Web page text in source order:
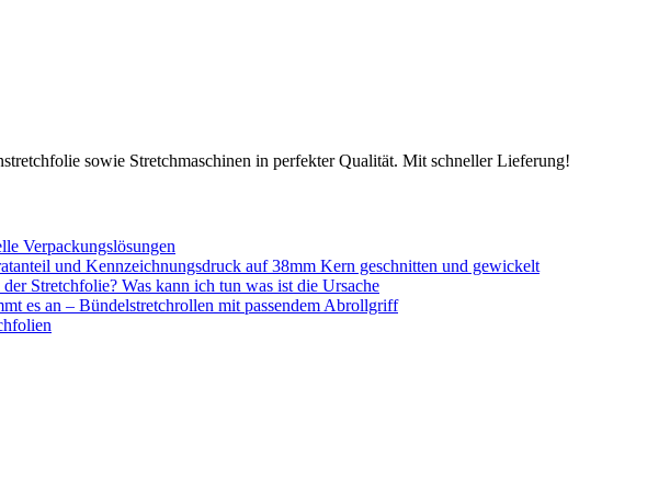
sowie Stretchmaschinen in perfekter Qualität. Mit schneller Lieferung!
Verpackungslösungen
und Kennzeichnungsdruck auf 38mm Kern geschnitten und gewickelt
Stretchfolie? Was kann ich tun was ist die Ursache
es an – Bündelstretchrollen mit passendem Abrollgriff